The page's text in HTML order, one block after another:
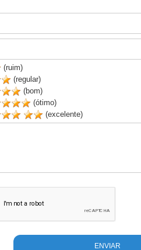
(ruim)
(regular)
(bom)
(ótimo)
(excelente)